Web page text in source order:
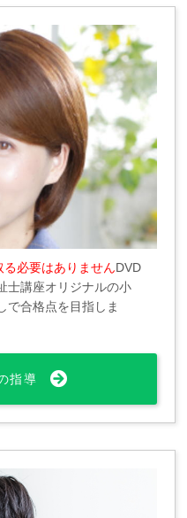
必要はありませんDVD
士講座オリジナルの小
で合格点を目指しま
指導